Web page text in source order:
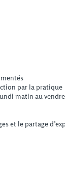
par la pratique
matin au
et le partage